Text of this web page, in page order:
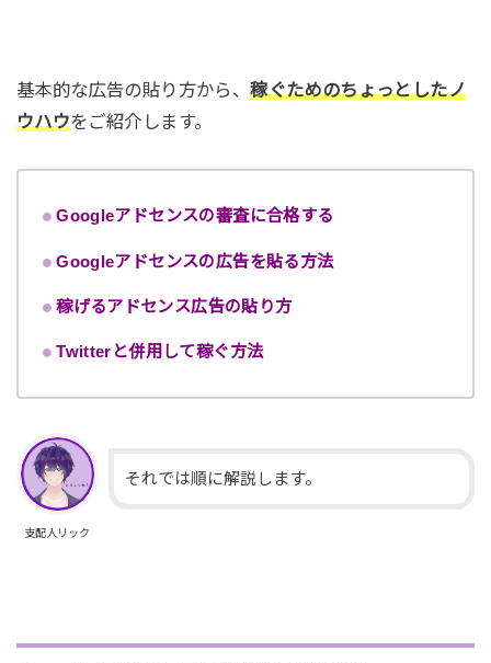
基本的な広告の貼り方から、稼ぐためのちょっとしたノ
ウハウをご紹介します。
Googleアドセンスの審査に合格する
Googleアドセンスの広告を貼る方法
稼げるアドセンス広告の貼り方
Twitterと併用して稼ぐ方法
支配人リック
それでは順に解説します。